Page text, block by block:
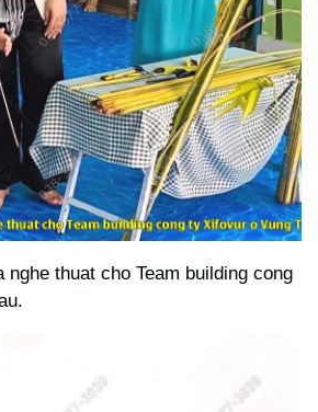
nghe thuat cho Team building cong